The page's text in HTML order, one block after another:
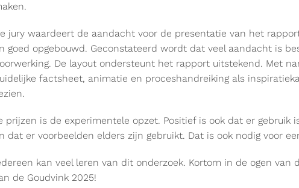
jury waardeert de aandacht voor de presentatie van het
goed opgebouwd. Geconstateerd wordt dat veel aandacht is
De layout ondersteunt het rapport uitstekend. Met
factsheet, animatie en proceshandreiking als
prijzen is de experimentele opzet. Positief is ook dat er gebruik
dat er voorbeelden elders zijn gebruikt. Dat is ook nodig voor
kan veel leren van dit onderzoek. Kortom in de ogen van
de Goudvink 2025!